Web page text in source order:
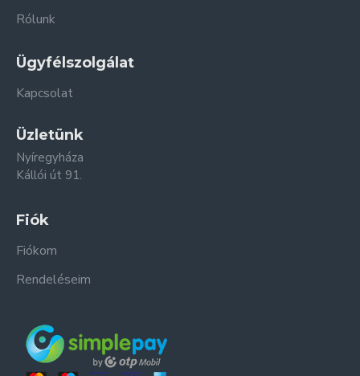
Rólunk
Ügyfélszolgálat
Kapcsolat
Üzletünk
Nyíregyháza
Kállói út 91.
Fiók
Fiókom
Rendeléseim